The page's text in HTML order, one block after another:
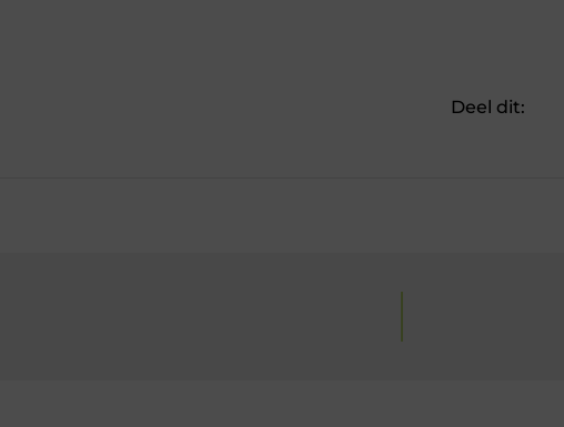
Deel dit: